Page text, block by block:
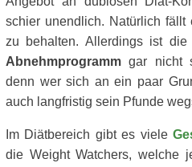
schier unendlich. Natürlich
zu behalten. Allerdings ist
Abnehmprogramm gar nicht
denn wer sich an ein paar
auch langfristig sein Pfunde
Im Diätbereich gibt es viele
die Weight Watchers, welche